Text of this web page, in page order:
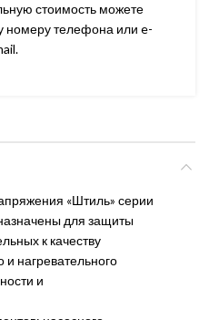
стоимость можете
номеру телефона или e-
«Штиль» серии
для защиты
к качеству
и нагревательного
и